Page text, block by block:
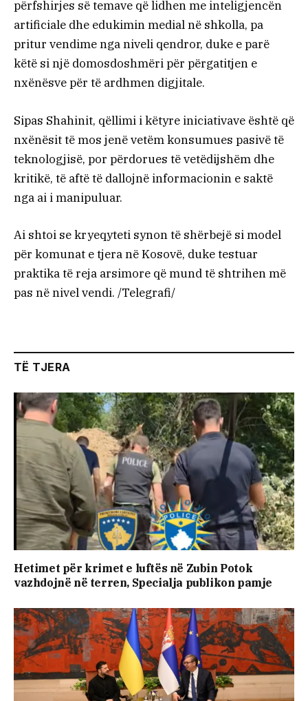
përfshirjes së temave që lidhen me inteligjencën
artificiale dhe edukimin medial në shkolla, pa
pritur vendime nga niveli qendror, duke e parë
këtë si një domosdoshmëri për përgatitjen e
nxënësve për të ardhmen digjitale.
Sipas Shahinit, qëllimi i këtyre iniciativave është që
nxënësit të mos jenë vetëm konsumues pasivë të
teknologjisë, por përdorues të vetëdijshëm dhe
kritikë, të aftë të dallojnë informacionin e saktë
nga ai i manipuluar.
Ai shtoi se kryeqyteti synon të shërbejë si model
për komunat e tjera në Kosovë, duke testuar
praktika të reja arsimore që mund të shtrihen më
pas në nivel vendi. /Telegrafi/
TË TJERA
Hetimet për krimet e luftës në Zubin Potok
vazhdojnë në terren, Specialja publikon pamje